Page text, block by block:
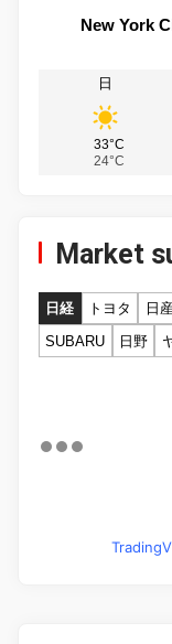
New York
日
33°C
24°C
Market
日経 トヨタ 日
SUBARU
日野